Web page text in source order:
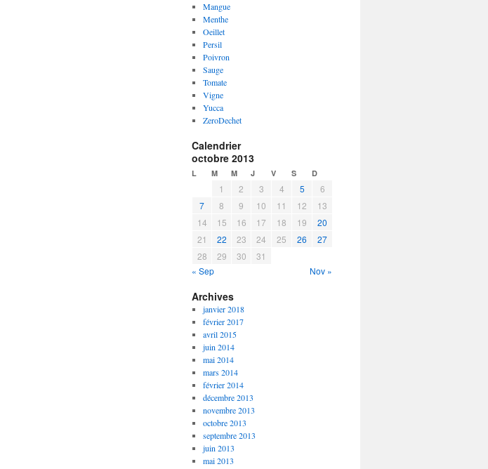
Mangue
Menthe
Oeillet
Persil
Poivron
Sauge
Tomate
Vigne
Yucca
ZeroDechet
Calendrier
octobre 2013
L M M J V S D
1 2 3 4 5
6
7
8 9 10 11 12
13
14
15 16 17 18 19
20
21
22 23 24 25 26
27
28
29 30
31
« Sep
Nov »
Archives
janvier 2018
février 2017
avril 2015
juin 2014
mai 2014
mars 2014
février 2014
décembre 2013
novembre 2013
octobre 2013
septembre 2013
juin 2013
mai 2013